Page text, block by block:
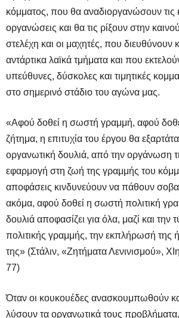
κόμματος, που θα αναδιοργανώσουν τις
οργανώσεις και θα τις ρίξουν στην
στελέχη και οι μαχητές, που διευθύνουν
αντάρτικα λαϊκά τμήματα και που
υπεύθυνες, δύσκολες και τιμητικές
στο σημερινό στάδιο του αγώνα μας.
«Αφού δοθεί η σωστή γραμμή, αφού
ζήτημα, η επιτυχία του έργου θα
οργανωτική δουλιά, από την οργάνωση
εφαρμογή στη ζωή της γραμμής του
αποφάσεις κινδυνεύουν να πάθουν
ακόμα, αφού δοθεί η σωστή πολιτική
δουλιά αποφασίζει για όλα, μαζί και την
πολιτικής γραμμής, την εκπλήρωσή της
της» (Στάλιν, «Ζητήματα Λενινισμού»,
77)
Όταν οι κουκουέδες ανασκουμπωθούν
λύσουν τα οργανωτικά τους